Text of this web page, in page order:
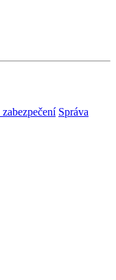
zabezpečení Správa